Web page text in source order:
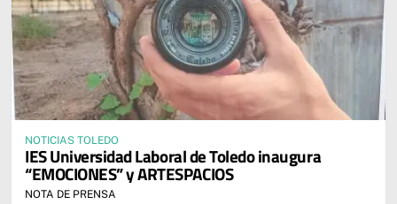
NOTICIAS TOLEDO
IES Universidad Laboral de Toledo inaugura
“EMOCIONES” y ARTESPACIOS
NOTA DE PRENSA